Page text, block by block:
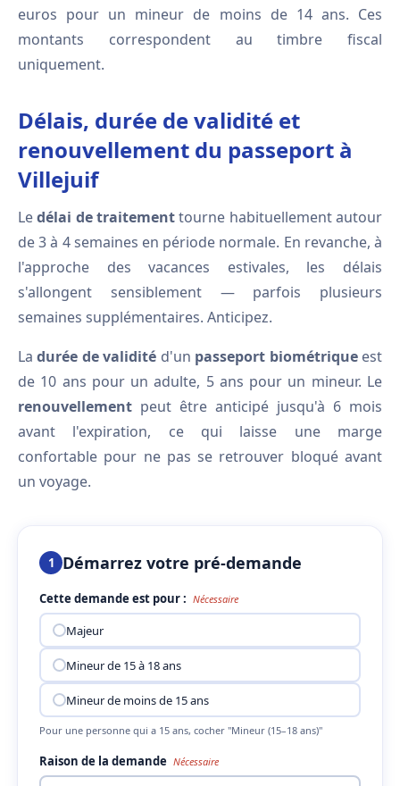
euros pour un mineur de moins de 14 ans. Ces
montants correspondent au timbre fiscal
uniquement.
Délais, durée de validité et
renouvellement du passeport à
Villejuif
Ledélai de traitementtourne habituellement autour
de 3 à 4 semaines en période normale. En revanche, à
l'approche des vacances estivales, les délais
s'allongent sensiblement — parfois plusieurs
semaines supplémentaires. Anticipez.
Ladurée de validité d'un passeport biométriqueest
de 10 ans pour un adulte, 5 ans pour un mineur. Le
renouvellement peut être anticipé jusqu'à 6 mois
avant l'expiration, ce qui laisse une marge
confortable pour ne pas se retrouver bloqué avant
un voyage.
1 Démarrez votre pré-demande
Cette demande est pour : Nécessaire
Majeur
Mineur de 15 à 18 ans
Mineur de moins de 15 ans
Pour une personne qui a 15 ans, cocher "Mineur (15–18 ans)"
Raison de la demande Nécessaire